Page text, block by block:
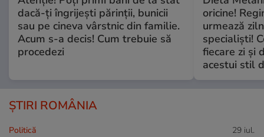
dacă-ți îngrijești părinții, bunicii
sau pe cineva vârstnic din familie.
Acum s-a decis! Cum trebuie să
procedezi
oricine!
urmează
specialiști!
fiecare zi și
acestui stil
ȘTIRI ROMÂNIA
Politică 29 iul.